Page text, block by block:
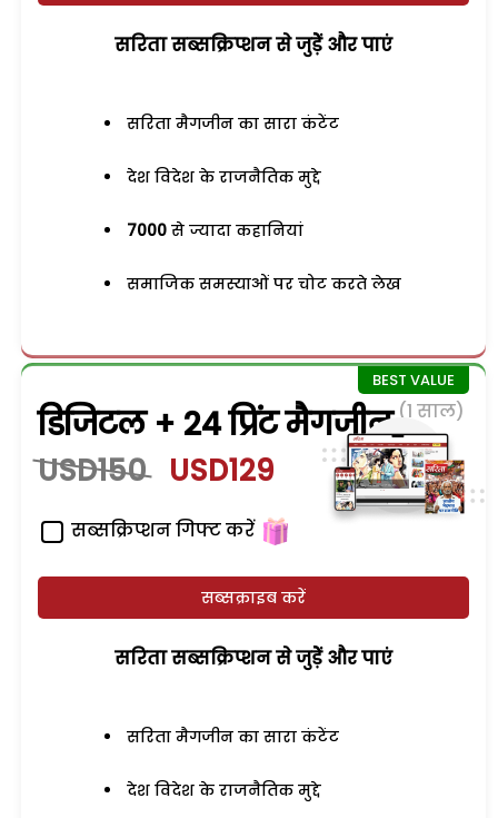
सरिता सब्सक्रिप्शन से जुड़ेें और पाएं
सरिता मैगजीन का सारा कंटेंट
देश विदेश के राजनैतिक मुद्दे
7000 से ज्यादा कहानियां
समाजिक समस्याओं पर चोट करते लेख
डिजिटल + 24 प्रिंट मैगजीन (1 साल)
USD150 USD129
सब्सक्रिप्शन गिफ्ट करें
सब्सक्राइब करें
सरिता सब्सक्रिप्शन से जुड़ेें और पाएं
सरिता मैगजीन का सारा कंटेंट
देश विदेश के राजनैतिक मुद्दे